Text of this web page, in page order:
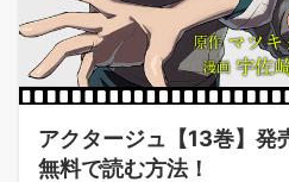
アクタージュ【13巻】発
無料で読む方法！